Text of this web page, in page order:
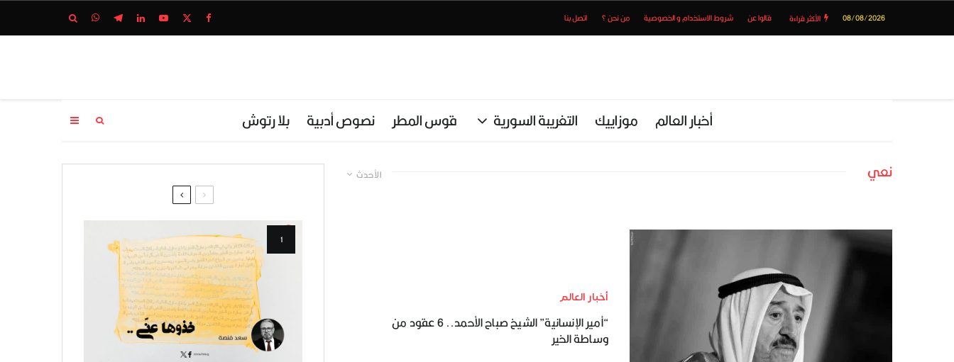
08/08/2026 الأكثر قراءة قالوا عن شروط الاستخدام و الخصوصية من نحن ؟ اتصل بنا
أخبار العالم موزاييك التغريبة السورية قوس المطر نصوص أدبية بلا رتوش
الأحدث نعي
أخبار العالم
“أمير الإنسانية” الشيخ صباح الأحمد.. 6 عقود من
وساطة الخير